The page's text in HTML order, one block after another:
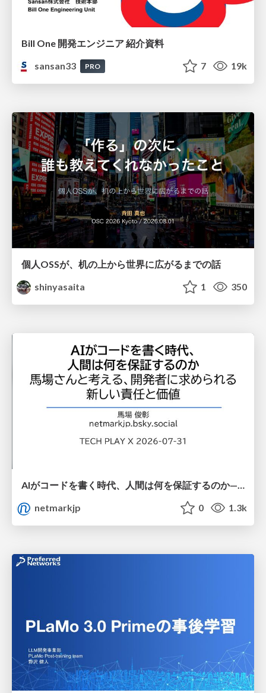
Bill One 開発エンジニア 紹介資料
sansan33
PRO 7 19k
個人OSSが、机の上から世界に広がるまでの話
shinyasaita
1 350
AIがコードを書く時代、人間は何を保証するのか———馬場さんと考える、開発者に求められる新しい責任と価値 - TECH PLAY
netmarkjp
0 1.3k